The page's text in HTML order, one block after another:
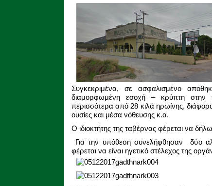
Συγκεκριμένα, σε ασφαλισμένο
διαμορφωμένη εσοχή – κρύπτη στην
περισσότερα από 28 κιλά ηρωίνης,
ουσίες και μέσα νόθευσης κ.α.
Ο ιδιοκτήτης της ταβέρνας φέρεται να
Για την υπόθεση συνελήφθησαν δύο
φέρεται να είναι ηγετικό στέλεχος της